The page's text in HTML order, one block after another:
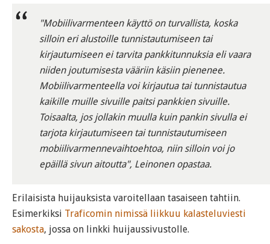
"Mobiilivarmenteen käyttö on turvallista, koska
silloin eri alustoille tunnistautumiseen tai
kirjautumiseen ei tarvita pankkitunnuksia eli vaara
niiden joutumisesta vääriin käsiin pienenee.
Mobiilivarmenteella voi kirjautua tai tunnistautua
kaikille muille sivuille paitsi pankkien sivuille.
Toisaalta, jos jollakin muulla kuin pankin sivulla ei
tarjota kirjautumiseen tai tunnistautumiseen
mobiilivarmennevaihtoehtoa, niin silloin voi jo
epäillä sivun aitoutta", Leinonen opastaa.
Erilaisista huijauksista varoitellaan tasaiseen tahtiin.
Esimerkiksi Traficomin nimissä liikkuu kalasteluviesti
sakosta, jossa on linkki huijaussivustolle.